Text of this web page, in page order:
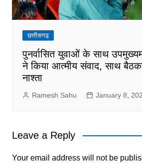
छत्तीसगढ़
पुनर्वासित युवाओं के साथ
ने किया आत्मीय संवाद, साथ
नाश्ता
Ramesh Sahu January 8,
Leave a Reply
Your email address will not be